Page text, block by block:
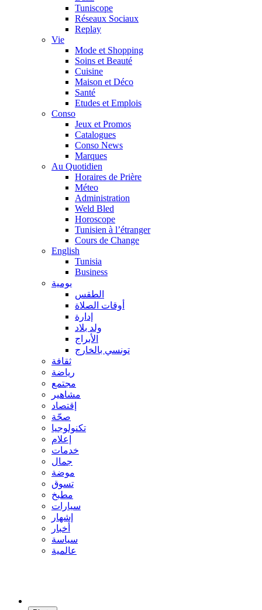
Tuniscope
Réseaux Sociaux
Replay
Vie
Mode et Shopping
Soins et Beauté
Cuisine
Maison et Déco
Santé
Etudes et Emplois
Conso
Jeux et Promos
Catalogues
Conso News
Marques
Au Quotidien
Horaires de Prière
Méteo
Administration
Weld Bled
Horoscope
Tunisien à l’étranger
Cours de Change
English
Tunisia
Business
يومية
الطقس
أوقات الصلاة
إدارة
ولد بلاد
الأبراج
تونسي بالخارج
ثقافة
رياضة
مجتمع
مشاهير
إقتصاد
صحّة
تكنولوجيا
إعلام
خدمات
جمال
موضة
تسوق
مطبخ
سيارات
إشهار
أخبار
سياسة
عالمية